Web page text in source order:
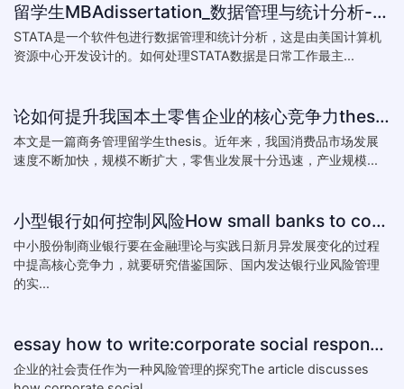
留学生MBAdissertation_数据管理与统计分析-如何处理STATA数据_How to deal with data with ST
STATA是一个软件包进行数据管理和统计分析，这是由美国计算机
资源中心开发设计的。如何处理STATA数据是日常工作最主...
论如何提升我国本土零售企业的核心竞争力thesis:The theory of how to improve the core competitiveness of domestic retail e
本文是一篇商务管理留学生thesis。近年来，我国消费品市场发展
速度不断加快，规模不断扩大，零售业发展十分迅速，产业规模...
小型银行如何控制风险How small banks to control risk
中小股份制商业银行要在金融理论与实践日新月异发展变化的过程
中提高核心竞争力，就要研究借鉴国际、国内发达银行业风险管理
的实...
essay how to write:corporate social responsibility practice
企业的社会责任作为一种风险管理的探究The article discusses